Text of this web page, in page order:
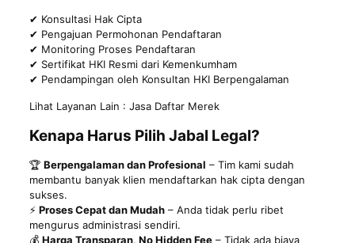
✔ Konsultasi Hak Cipta
✔ Pengajuan Permohonan Pendaftaran
✔ Monitoring Proses Pendaftaran
✔ Sertifikat HKI Resmi dari Kemenkumham
✔ Pendampingan oleh Konsultan HKI Berpengalaman
Lihat Layanan Lain : Jasa Daftar Merek
Kenapa Harus Pilih Jabal Legal?
🏆 Berpengalaman dan Profesional – Tim kami sudah
membantu banyak klien mendaftarkan hak cipta dengan
sukses.
⚡ Proses Cepat dan Mudah– Anda tidak perlu ribet
mengurus administrasi sendiri.
💰 Harga Transparan, No Hidden Fee– Tidak ada biaya